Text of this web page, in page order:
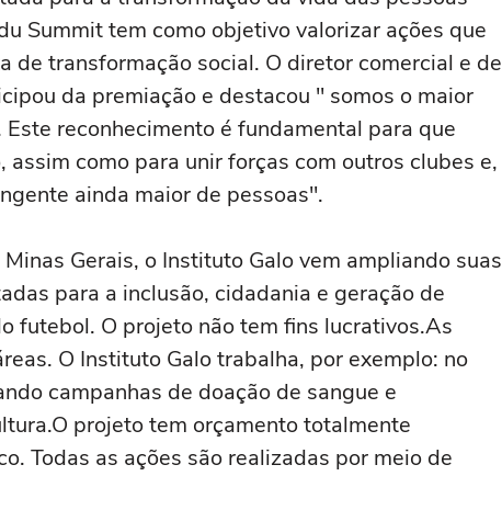
Summit tem como objetivo valorizar ações que
de transformação social. O diretor comercial e de
da premiação e destacou " somos o maior
reconhecimento é fundamental para que
como para unir forças com outros clubes e,
ainda maior de pessoas".
Gerais, o Instituto Galo vem ampliando suas
para a inclusão, cidadania e geração de
futebol. O projeto não tem fins lucrativos.As
O Instituto Galo trabalha, por exemplo: no
campanhas de doação de sangue e
projeto tem orçamento totalmente
Todas as ações são realizadas por meio de